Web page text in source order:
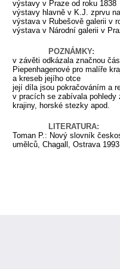
výstavy v Praze od roku 1838
výstavy hlavně v K.J. zprvu
výstava v Rubešově galerii v
výstava v Národní galerii v
POZNÁMKY:
v závěti odkázala značnou
Piepenhagenové pro malíře
a kreseb jejího otce
její díla jsou pokračováním a
v pracích se zabívala pohledy
krajiny, horské stezky apod.
LITERATURA:
Toman P.: Nový slovník
umělců, Chagall, Ostrava 1993